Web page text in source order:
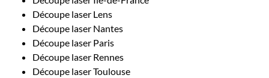
Découpe laser Lens
Découpe laser Nantes
Découpe laser Paris
Découpe laser Rennes
Découpe laser Toulouse